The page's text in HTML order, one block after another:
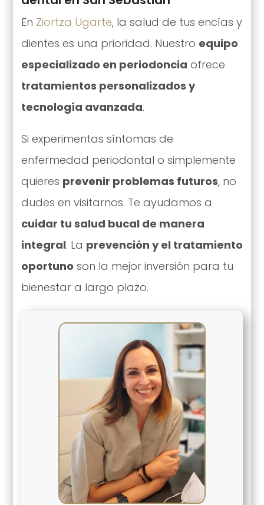
En Ziortza Ugarte, la salud de tus encías y
dientes es una prioridad. Nuestro equipo
especializado en periodoncia ofrece
tratamientos personalizados y
tecnología avanzada.
Si experimentas síntomas de
enfermedad periodontal o simplemente
quieres prevenir problemas futuros, no
dudes en visitarnos. Te ayudamos a
cuidar tu salud bucal de manera
integral. La prevención y el tratamiento
oportuno son la mejor inversión para tu
bienestar a largo plazo.